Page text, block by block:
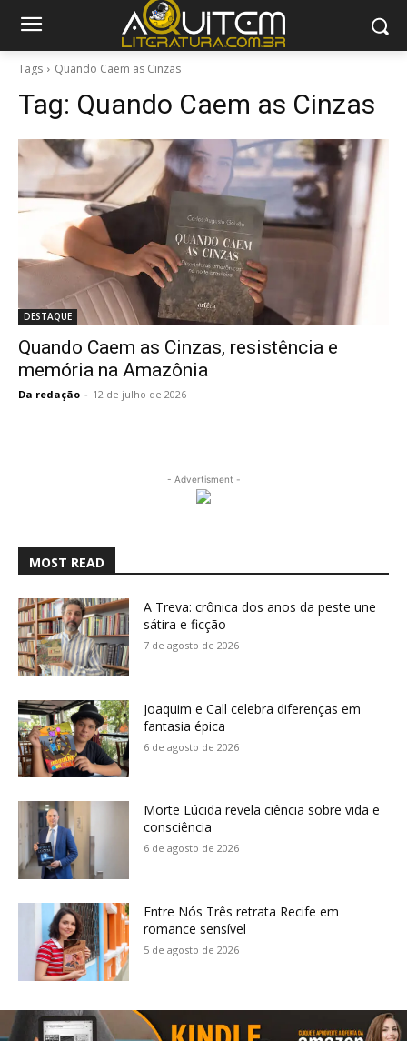
Tags Quando Caem as Cinzas
Tag: Quando Caem as Cinzas
DESTAQUE
Quando Caem as Cinzas, resistência e
memória na Amazônia
Da redação - 12 de julho de 2026
- Advertisment -
MOST READ
A Treva: crônica dos anos da peste une
sátira e ficção
7 de agosto de 2026
Joaquim e Call celebra diferenças em
fantasia épica
6 de agosto de 2026
Morte Lúcida revela ciência sobre vida e
consciência
6 de agosto de 2026
Entre Nós Três retrata Recife em
romance sensível
5 de agosto de 2026